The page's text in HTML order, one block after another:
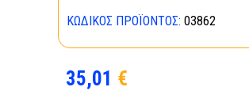
ΚΩΔΙΚΌΣ ΠΡΟΪΌΝΤΟΣ: 03862
35,01 €